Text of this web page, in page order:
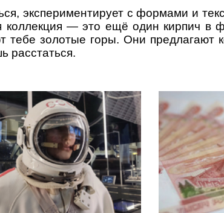
экспериментирует с формами и
коллекция — это ещё один кирпич в
золотые горы. Они предлагают
расстаться.